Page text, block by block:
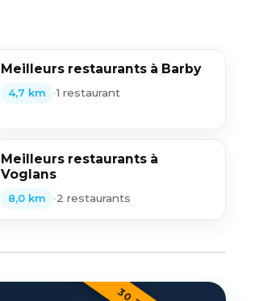
Meilleurs restaurants à Barby
4,7 km •1 restaurant
Meilleurs restaurants à
Voglans
8,0 km •2 restaurants